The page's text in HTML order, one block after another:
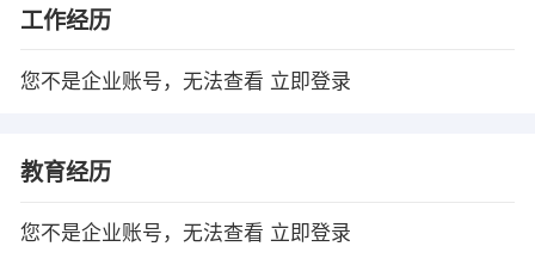
工作经历
您不是企业账号，无法查看 立即登录
教育经历
您不是企业账号，无法查看 立即登录